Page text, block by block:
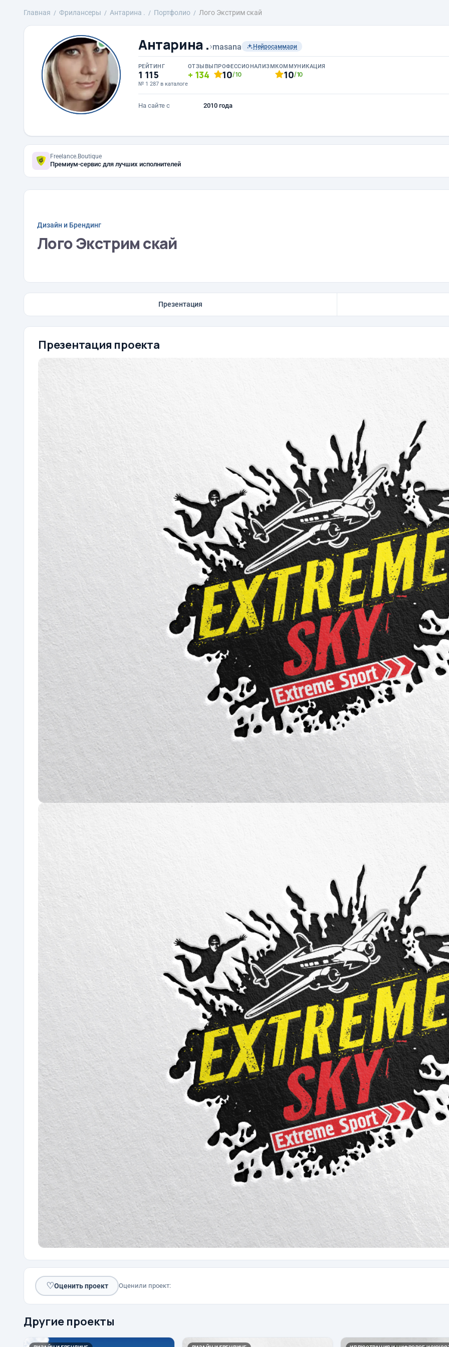
Главная Фрилансеры Антарина . Портфолио Лого Экстрим скай
Антарина .›masana Нейросаммари
РЕЙТИНГ
1 115
№ 1 287 в каталоге
ОТЗЫВЫ
134
ПРОФЕССИОНАЛИЗМ
10/10
КОММУНИКАЦИЯ
10/10
На сайте с 2010 года
Freelance.Boutique
Премиум-сервис для лучших исполнителей
Дизайн и Брендинг
Лого Экстрим скай
Презентация
Презентация проекта
♡Оценить проект Оценили проект:
Другие проекты